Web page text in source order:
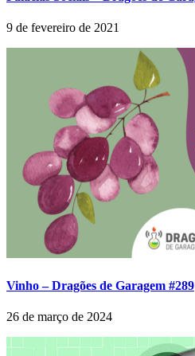
9 de fevereiro de 2021
Vinho – Dragões de Garagem #289
26 de março de 2024